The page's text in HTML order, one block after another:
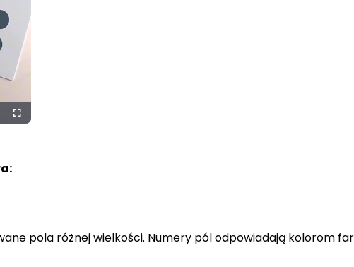
Fullscreen
pola różnej wielkości. Numery pól odpowiadają kolorom